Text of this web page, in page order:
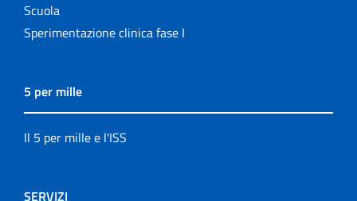
Scuola
Sperimentazione clinica fase I
5 per mille
Il 5 per mille e l'ISS
SERVIZI